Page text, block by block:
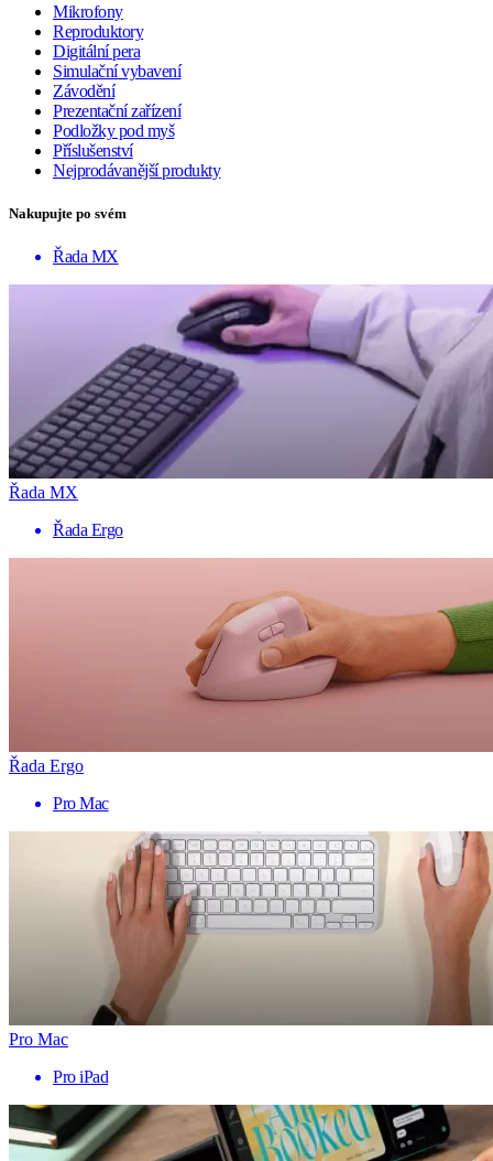
Mikrofony
Reproduktory
Digitální pera
Simulační vybavení
Závodění
Prezentační zařízení
Podložky pod myš
Příslušenství
Nejprodávanější produkty
Nakupujte po svém
Řada MX
Řada MX
Řada Ergo
Řada Ergo
Pro Mac
Pro Mac
Pro iPad